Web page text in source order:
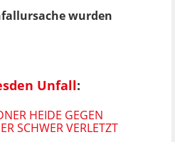
wurden
Unfall:
HEIDE GEGEN
SCHWER VERLETZT